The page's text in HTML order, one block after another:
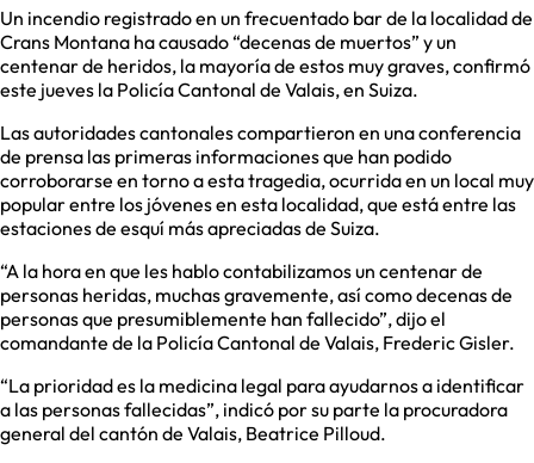
Un incendio registrado en un frecuentado bar de la localidad de
Crans Montana ha causado “decenas de muertos” y un
centenar de heridos, la mayoría de estos muy graves, confirmó
este jueves la Policía Cantonal de Valais, en Suiza.
Las autoridades cantonales compartieron en una conferencia
de prensa las primeras informaciones que han podido
corroborarse en torno a esta tragedia, ocurrida en un local muy
popular entre los jóvenes en esta localidad, que está entre las
estaciones de esquí más apreciadas de Suiza.
“A la hora en que les hablo contabilizamos un centenar de
personas heridas, muchas gravemente, así como decenas de
personas que presumiblemente han fallecido”, dijo el
comandante de la Policía Cantonal de Valais, Frederic Gisler.
“La prioridad es la medicina legal para ayudarnos a identificar
a las personas fallecidas”, indicó por su parte la procuradora
general del cantón de Valais, Beatrice Pilloud.